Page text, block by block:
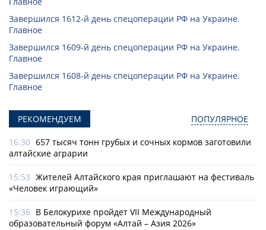
Завершился 1612-й день спецоперации РФ на Украине.
Главное
Завершился 1609-й день спецоперации РФ на Украине.
Главное
Завершился 1608-й день спецоперации РФ на Украине.
Главное
РЕКОМЕНДУЕМ ПОПУЛЯРНОЕ
16:30 657 тысяч тонн грубых и сочных кормов заготовили
алтайские аграрии
15:53 Жителей Алтайского края приглашают на фестиваль
«Человек играющий»
15:36 В Белокурихе пройдет VII Международный
образовательный форум «Алтай – Азия 2026»